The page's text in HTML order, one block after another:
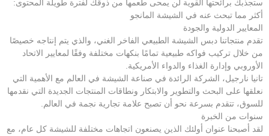
ستجذبك برائحتها القوية لن يمحى طعمها من ذوقك لفترة طويلة المحتوى:
أكثر مما تبحث عنه في الشيشة المانجو
المعايير الدولية والجودة
تقدم منتجاتنا دبس الشيشة الطبيعي الفاخر الغني، والذي يتم إنتاجه خصيصًا
من خلال تركيب فواكه طبيعية تمامًا بنكهات مختلفة وفقًا لمعايير الاتحاد
الأوروبي وإدارة الغذاء والدواء الأمريكية.
تانيا نارجيل، الشركة الرائدة في صناعة الشيشة في العالم مع الأهمية التي
نعلقها على البحث والتطوير والابتكار ونطاقات المنتجات الجديدة التي نقدمها
للسوق، تتقدم بسرعة نحو أن تصبح علامة تجارية نجمة في العالم.
سنوات من الخبرة
لقد أصبحنا عنوان أولئك الذين يصنعون اتجاهات مختلفة للشيشة كل عام، مع